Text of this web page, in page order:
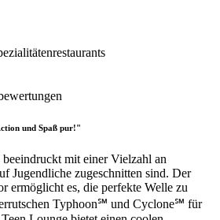
und Spaß pur!"
mit einer Vielzahl an
Jugendliche zugeschnitten sind. Der
ermöglicht es, die perfekte Welle zu
Typhoon℠ und Cyclone℠ für